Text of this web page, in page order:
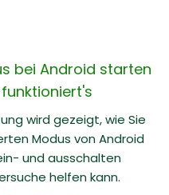
bei Android starten
wird gezeigt, wie Sie
Modus von Android
und ausschalten
helfen kann.